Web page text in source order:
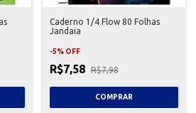
Caderno 1/4 Flow 80 Folhas
Jandaia
-5% OFF
R$7,58 R$7,98